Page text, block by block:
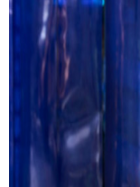
Kemény
Hogyan lehet
peregnek le az